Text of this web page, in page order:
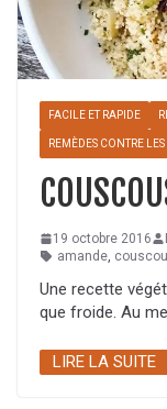
FACILE ET RAPIDE
REMÈDES CONTRE LES
19 octobre 2016
amande,
Une recette
que froide. Au
LIRE LA SUITE